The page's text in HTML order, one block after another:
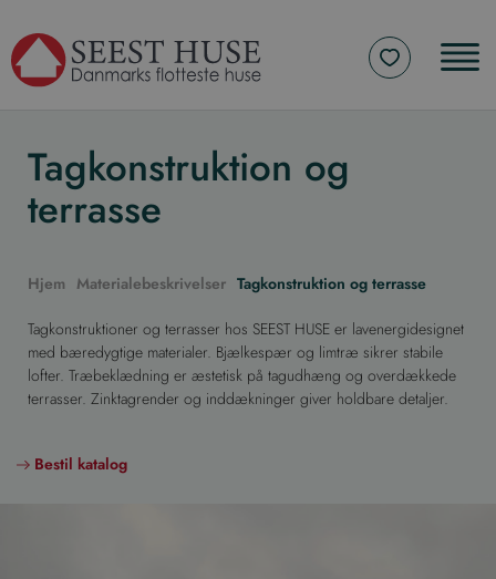
Tagkonstruktion og
terrasse
Hjem Materialebeskrivelser Tagkonstruktion og terrasse
Tagkonstruktioner og terrasser hos SEEST HUSE er lavenergidesignet
med bæredygtige materialer. Bjælkespær og limtræ sikrer stabile
lofter. Træbeklædning er æstetisk på tagudhæng og overdækkede
terrasser. Zinktagrender og inddækninger giver holdbare detaljer.
Bestil katalog